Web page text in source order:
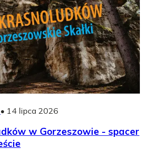
• 14 lipca 2026
w Gorzeszowie - spacer